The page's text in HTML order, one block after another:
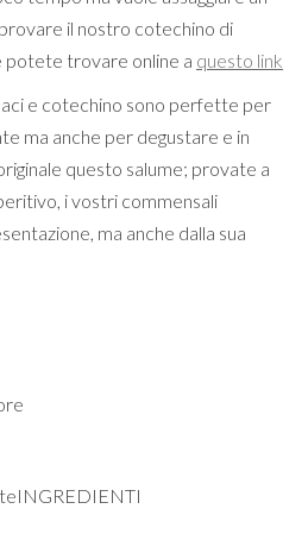
il nostro cotechino di
trovare online a questo link
e cotechino sono perfette per
ma anche per degustare e in
questo salume; provate a
i vostri commensali
ma anche dalla sua